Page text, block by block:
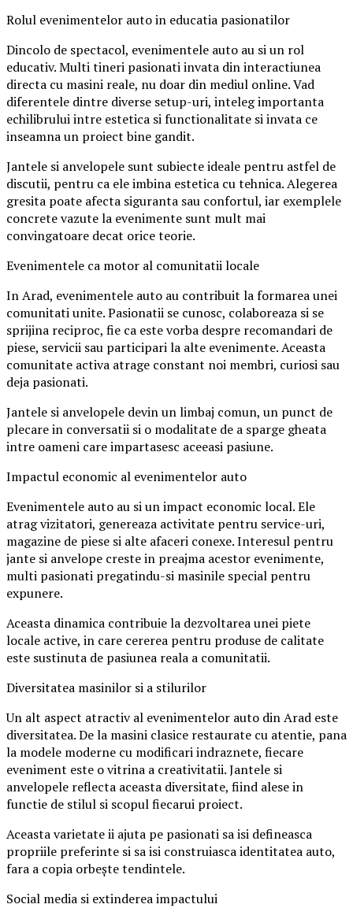
Rolul evenimentelor auto in educatia pasionatilor
Dincolo de spectacol, evenimentele auto au si un rol
educativ. Multi tineri pasionati invata din interactiunea
directa cu masini reale, nu doar din mediul online. Vad
diferentele dintre diverse setup-uri, inteleg importanta
echilibrului intre estetica si functionalitate si invata ce
inseamna un proiect bine gandit.
Jantele si anvelopele sunt subiecte ideale pentru astfel de
discutii, pentru ca ele imbina estetica cu tehnica. Alegerea
gresita poate afecta siguranta sau confortul, iar exemplele
concrete vazute la evenimente sunt mult mai
convingatoare decat orice teorie.
Evenimentele ca motor al comunitatii locale
In Arad, evenimentele auto au contribuit la formarea unei
comunitati unite. Pasionatii se cunosc, colaboreaza si se
sprijina reciproc, fie ca este vorba despre recomandari de
piese, servicii sau participari la alte evenimente. Aceasta
comunitate activa atrage constant noi membri, curiosi sau
deja pasionati.
Jantele si anvelopele devin un limbaj comun, un punct de
plecare in conversatii si o modalitate de a sparge gheata
intre oameni care impartasesc aceeasi pasiune.
Impactul economic al evenimentelor auto
Evenimentele auto au si un impact economic local. Ele
atrag vizitatori, genereaza activitate pentru service-uri,
magazine de piese si alte afaceri conexe. Interesul pentru
jante si anvelope creste in preajma acestor evenimente,
multi pasionati pregatindu-si masinile special pentru
expunere.
Aceasta dinamica contribuie la dezvoltarea unei piete
locale active, in care cererea pentru produse de calitate
este sustinuta de pasiunea reala a comunitatii.
Diversitatea masinilor si a stilurilor
Un alt aspect atractiv al evenimentelor auto din Arad este
diversitatea. De la masini clasice restaurate cu atentie, pana
la modele moderne cu modificari indraznete, fiecare
eveniment este o vitrina a creativitatii. Jantele si
anvelopele reflecta aceasta diversitate, fiind alese in
functie de stilul si scopul fiecarui proiect.
Aceasta varietate ii ajuta pe pasionati sa isi defineasca
propriile preferinte si sa isi construiasca identitatea auto,
fara a copia orbește tendintele.
Social media si extinderea impactului